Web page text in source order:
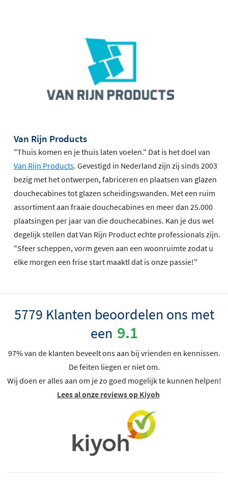
Van Rijn Products
"Thuis komen en je thuis laten voelen." Dat is het doel van
Van Rijn Products. Gevestigd in Nederland zijn zij sinds 2003
bezig met het ontwerpen, fabriceren en plaatsen van glazen
douchecabines tot glazen scheidingswanden. Met een ruim
assortiment aan fraaie douchecabines en meer dan 25.000
plaatsingen per jaar van die douchecabines. Kan je dus wel
degelijk stellen dat Van Rijn Product echte professionals zijn.
"Sfeer scheppen, vorm geven aan een woonruimte zodat u
elke morgen een frise start maaktl dat is onze passie!"
5779 Klanten beoordelen ons met
een 9.1
97% van de klanten beveelt ons aan bij vrienden en kennissen.
De feiten liegen er niet om.
Wij doen er alles aan om je zo goed mogelijk te kunnen helpen!
Lees al onze reviews op Kiyoh